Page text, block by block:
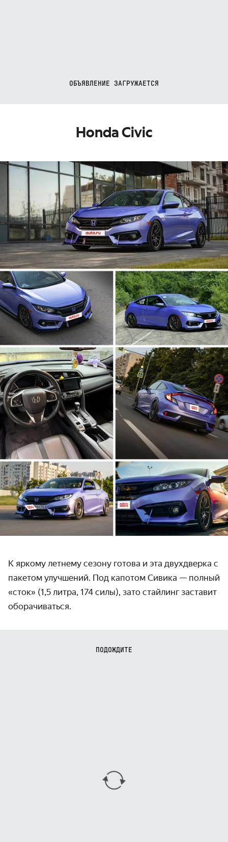
ОБЪЯВЛЕНИЕ ЗАГРУЖАЕТСЯ
Honda Civic
К яркому летнему сезону готова и эта двухдверка с
пакетом улучшений. Под капотом Сивика — полный
«сток» (1,5 литра, 174 силы), зато стайлинг заставит
оборачиваться.
ПОДОЖДИТЕ